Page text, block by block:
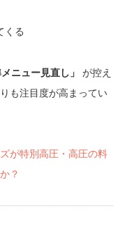
くる
ニュー見直し」
が控え
も注目度が高まってい
が特別高圧・高圧の料
？